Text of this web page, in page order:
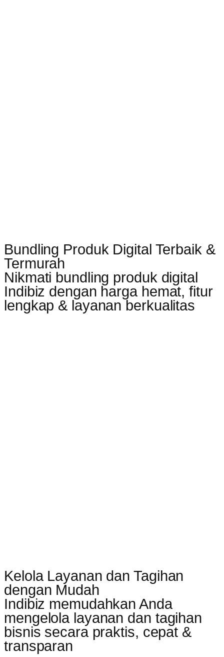
Bundling Produk Digital Terbaik &
Termurah
Nikmati bundling produk digital
Indibiz dengan harga hemat, fitur
lengkap & layanan berkualitas
Kelola Layanan dan Tagihan
dengan Mudah
Indibiz memudahkan Anda
mengelola layanan dan tagihan
bisnis secara praktis, cepat &
transparan